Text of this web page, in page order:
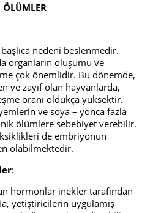
başlıca nedeni beslenmedir.
organların oluşumu ve
çok önemlidir. Bu dönemde,
ve zayıf olan hayvanlarda,
oranı oldukça yüksektir.
ve soya – yonca fazla
ölümlere sebebiyet verebilir.
de embriyonun
olabilmektedir.
:
hormonlar inekler tarafından
yetiştiricilerin uygulamış